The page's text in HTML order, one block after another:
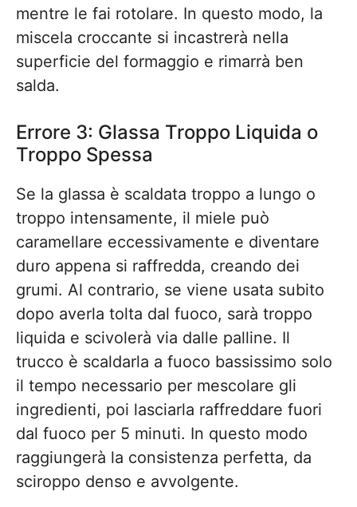
mentre le fai rotolare. In questo modo, la
miscela croccante si incastrerà nella
superficie del formaggio e rimarrà ben
salda.
Errore 3: Glassa Troppo Liquida o
Troppo Spessa
Se la glassa è scaldata troppo a lungo o
troppo intensamente, il miele può
caramellare eccessivamente e diventare
duro appena si raffredda, creando dei
grumi. Al contrario, se viene usata subito
dopo averla tolta dal fuoco, sarà troppo
liquida e scivolerà via dalle palline. Il
trucco è scaldarla a fuoco bassissimo solo
il tempo necessario per mescolare gli
ingredienti, poi lasciarla raffreddare fuori
dal fuoco per 5 minuti. In questo modo
raggiungerà la consistenza perfetta, da
sciroppo denso e avvolgente.